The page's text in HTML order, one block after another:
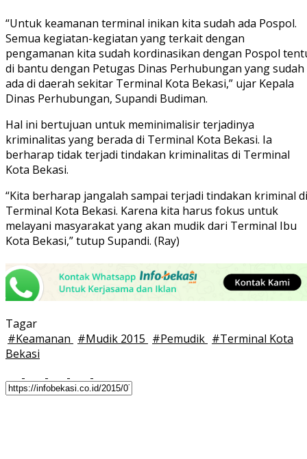
“Untuk keamanan terminal inikan kita sudah ada Pospol.
Semua kegiatan-kegiatan yang terkait dengan
pengamanan kita sudah kordinasikan dengan Pospol
di bantu dengan Petugas Dinas Perhubungan yang sudah
ada di daerah sekitar Terminal Kota Bekasi,” ujar Kepala
Dinas Perhubungan, Supandi Budiman.
Hal ini bertujuan untuk meminimalisir terjadinya
kriminalitas yang berada di Terminal Kota Bekasi. Ia
berharap tidak terjadi tindakan kriminalitas di Terminal
Kota Bekasi.
“Kita berharap jangalah sampai terjadi tindakan kriminal di
Terminal Kota Bekasi. Karena kita harus fokus untuk
melayani masyarakat yang akan mudik dari Terminal Ibu
Kota Bekasi,” tutup Supandi. (Ray)
Tagar
#Keamanan #Mudik 2015 #Pemudik #Terminal Kota
Bekasi